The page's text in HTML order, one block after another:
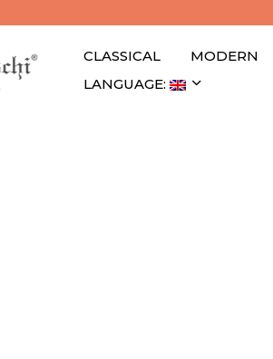
CLASSICAL MODERN
LANGUAGE: